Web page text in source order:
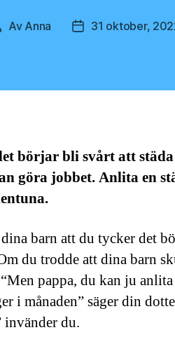
Av Anna Inläggsdatum
31 oktober,
börjar bli svårt att
göra jobbet. Anlita en
barn att du tycker det
du trodde att dina barn
pappa, du kan ju
i månaden” säger din
invänder du.